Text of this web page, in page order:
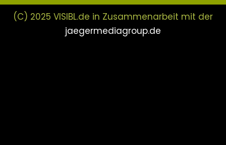
(C) 2025 VISIBL.de in Zusammenarbeit mit der
jaegermediagroup.de